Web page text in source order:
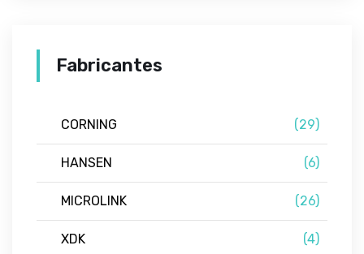
Fabricantes
CORNING (29)
HANSEN (6)
MICROLINK (26)
XDK (4)